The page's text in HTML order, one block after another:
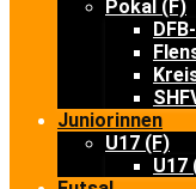
Pokal (F)
Juniorinnen
U17 (F)
U17